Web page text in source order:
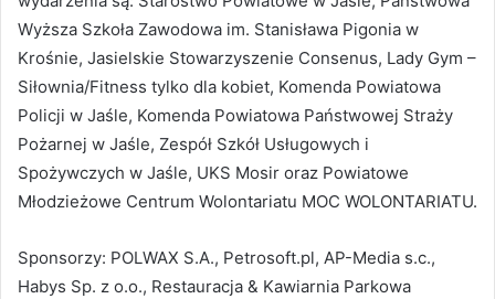
Wyższa Szkoła Zawodowa im. Stanisława Pigonia w
Krośnie, Jasielskie Stowarzyszenie Consenus, Lady Gym –
Siłownia/Fitness tylko dla kobiet, Komenda Powiatowa
Policji w Jaśle, Komenda Powiatowa Państwowej Straży
Pożarnej w Jaśle, Zespół Szkół Usługowych i
Spożywczych w Jaśle, UKS Mosir oraz Powiatowe
Młodzieżowe Centrum Wolontariatu MOC WOLONTARIATU.
Sponsorzy: POLWAX S.A., Petrosoft.pl, AP-Media s.c.,
Habys Sp. z o.o., Restauracja & Kawiarnia Parkowa